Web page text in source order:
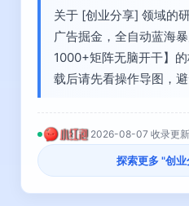
关于 [创业分享] 领域的
广告掘金，全自动蓝海
1000+矩阵无脑开干】
载后请先看操作导图，避
2026-08-07 收录更新
探索更多 "创业